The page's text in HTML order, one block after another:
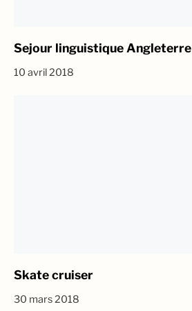
Sejour linguistique Angleterre
10 avril 2018
Skate cruiser
30 mars 2018